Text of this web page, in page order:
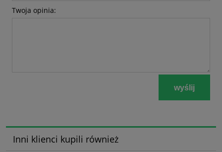
Twoja opinia:
wyślij
Inni klienci kupili również